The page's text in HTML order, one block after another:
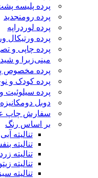
پرده پلیسه
پرده رومنجدید
پرده لوردراپه
پرده ورتیکال
پرده چاپی و
مینی‌زبرا و شید
پرده مخصوص
پرده کودک و
پرده سیلوئیت
دوبل
سفارش چاپ
بر اساس رنگ
تنالیته آبی
تنالیته
تنالیته زرد
تنالیته
تنالیته سبز